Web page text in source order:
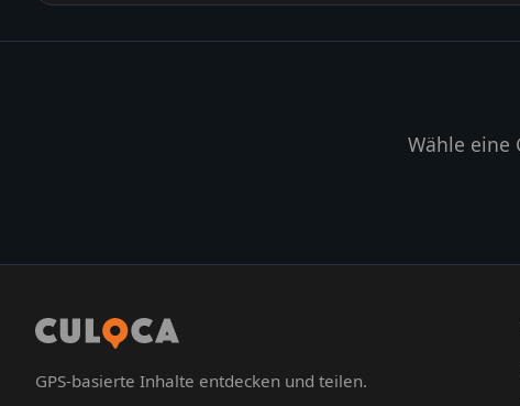
Wähle eine
GPS-basierte Inhalte entdecken und teilen.